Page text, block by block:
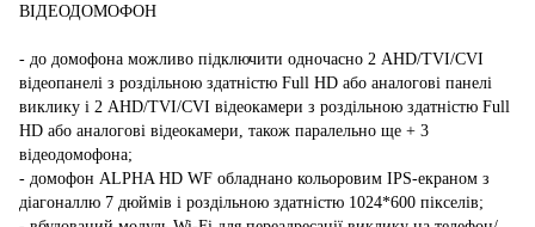
ВІДЕОДОМОФОН
- до домофона можливо підключити одночасно 2 AHD/TVI/CVI
відеопанелі з роздільною здатністю Full HD або аналогові панелі
виклику і 2 AHD/TVI/CVI відеокамери з роздільною здатністю Full
HD або аналогові відеокамери, також паралельно ще + 3
відеодомофона;
- домофон ALPHA HD WF обладнано кольоровим IPS-екраном з
діагоналлю 7 дюймів і роздільною здатністю 1024*600 пікселів;